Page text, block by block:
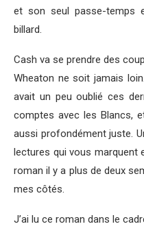
et son seul passe-temps
billard.
Cash va se prendre des
Wheaton ne soit jamais
avait un peu oublié ces
comptes avec les Blancs,
aussi profondément juste.
lectures qui vous marquent
roman il y a plus de deux
mes côtés.
J’ai lu ce roman dans le